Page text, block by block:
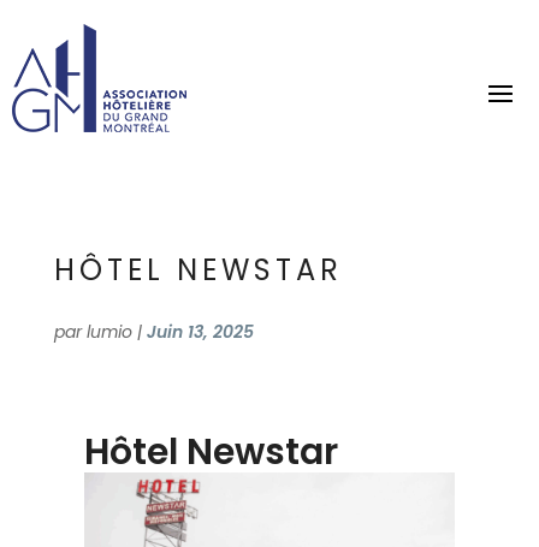
HÔTEL NEWSTAR
parlumio| Juin 13, 2025
Hôtel Newstar